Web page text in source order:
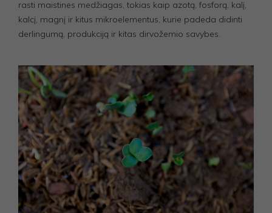
rasti maistines medžiagas, tokias kaip azotą, fosforą, kalį,
kalcį, magnį ir kitus mikroelementus, kurie padeda didinti
derlingumą, produkciją ir kitas dirvožemio savybes.